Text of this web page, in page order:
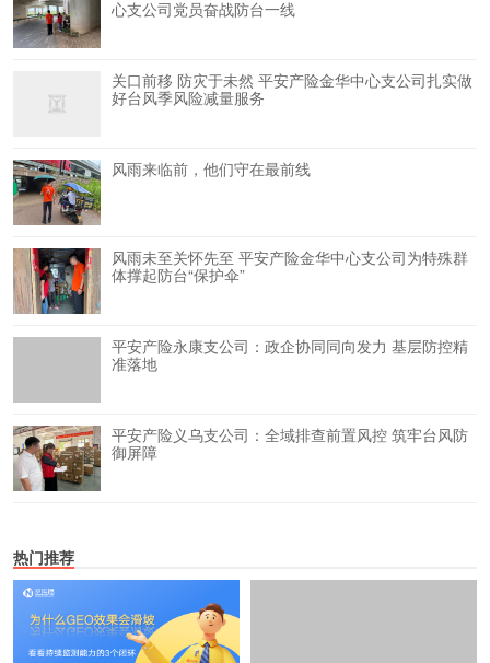
心支公司党员奋战防台一线
关口前移 防灾于未然 平安产险金华中心支公司扎实做
好台风季风险减量服务
风雨来临前，他们守在最前线
风雨未至关怀先至 平安产险金华中心支公司为特殊群
体撑起防台“保护伞”
平安产险永康支公司：政企协同同向发力 基层防控精
准落地
平安产险义乌支公司：全域排查前置风控 筑牢台风防
御屏障
热门推荐